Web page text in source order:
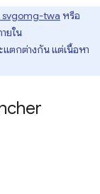
svgomg-twa หรือ
ายใน
แตกต่างกัน แต่เนื้อหา